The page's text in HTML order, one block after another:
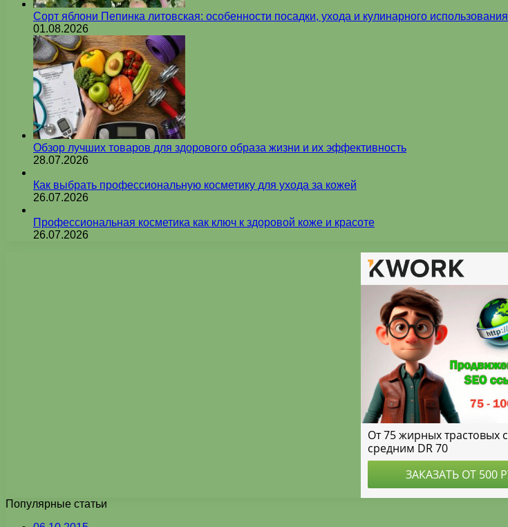
Сорт яблони Пепинка литовская: особенности посадки, ухода и кулинарного использования
01.08.2026
Обзор лучших товаров для здорового образа жизни и их эффективность
28.07.2026
Как выбрать профессиональную косметику для ухода за кожей
26.07.2026
Профессиональная косметика как ключ к здоровой коже и красоте
26.07.2026
Популярные статьи